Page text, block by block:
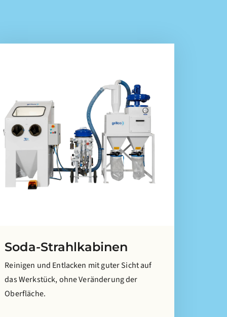
Soda-Strahlkabinen
Reinigen und Entlacken mit guter Sicht auf
das Werkstück, ohne Veränderung der
Oberfläche.